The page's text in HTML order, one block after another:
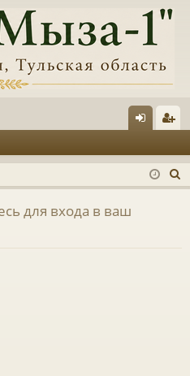
д ис
тр
о
для входа в ваш